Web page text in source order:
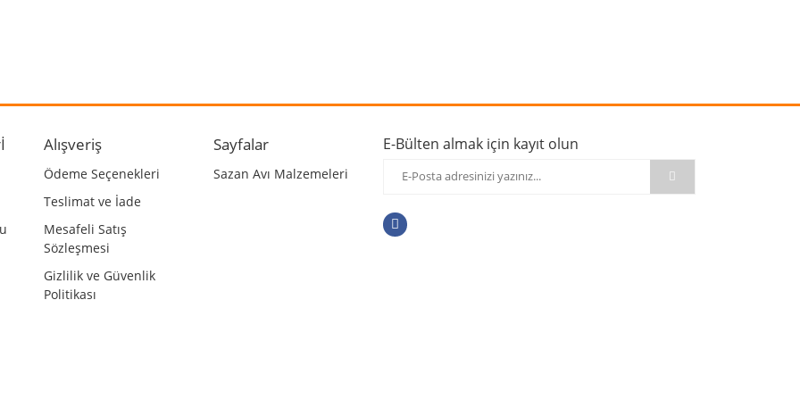
Alışveriş
Ödeme Seçenekleri
Teslimat ve İade
Mesafeli Satış
Sözleşmesi
Gizlilik ve Güvenlik
Politikası
Sayfalar
Sazan Avı Malzemeleri
E-Bülten almak için kayıt olun